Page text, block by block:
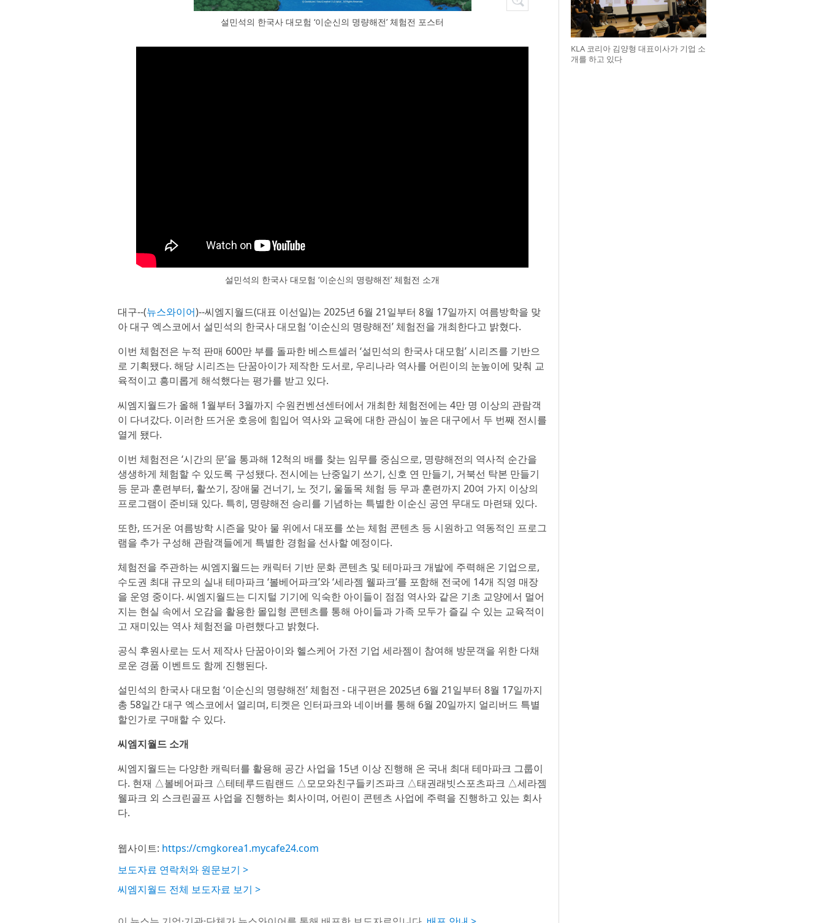
설민석의 한국사 대모험 ‘이순신의 명량해전’ 체험전 포스터
설민석의 한국사 대모험 ‘이순신의 명량해전’ 체험전 소개
대구--(뉴스와이어)--씨엠지월드(대표 이선일)는 2025년 6월 21일부터 8월 17일까지 여름방학을 맞
아 대구 엑스코에서 설민석의 한국사 대모험 ‘이순신의 명량해전’ 체험전을 개최한다고 밝혔다.
이번 체험전은 누적 판매 600만 부를 돌파한 베스트셀러 ‘설민석의 한국사 대모험’ 시리즈를 기반으
로 기획됐다. 해당 시리즈는 단꿈아이가 제작한 도서로, 우리나라 역사를 어린이의 눈높이에 맞춰 교
육적이고 흥미롭게 해석했다는 평가를 받고 있다.
씨엠지월드가 올해 1월부터 3월까지 수원컨벤션센터에서 개최한 체험전에는 4만 명 이상의 관람객
이 다녀갔다. 이러한 뜨거운 호응에 힘입어 역사와 교육에 대한 관심이 높은 대구에서 두 번째 전시를
열게 됐다.
이번 체험전은 ‘시간의 문’을 통과해 12척의 배를 찾는 임무를 중심으로, 명량해전의 역사적 순간을
생생하게 체험할 수 있도록 구성됐다. 전시에는 난중일기 쓰기, 신호 연 만들기, 거북선 탁본 만들기
등 문과 훈련부터, 활쏘기, 장애물 건너기, 노 젓기, 울돌목 체험 등 무과 훈련까지 20여 가지 이상의
프로그램이 준비돼 있다. 특히, 명량해전 승리를 기념하는 특별한 이순신 공연 무대도 마련돼 있다.
또한, 뜨거운 여름방학 시즌을 맞아 물 위에서 대포를 쏘는 체험 콘텐츠 등 시원하고 역동적인 프로그
램을 추가 구성해 관람객들에게 특별한 경험을 선사할 예정이다.
체험전을 주관하는 씨엠지월드는 캐릭터 기반 문화 콘텐츠 및 테마파크 개발에 주력해온 기업으로,
수도권 최대 규모의 실내 테마파크 ‘볼베어파크’와 ‘세라젬 웰파크’를 포함해 전국에 14개 직영 매장
을 운영 중이다. 씨엠지월드는 디지털 기기에 익숙한 아이들이 점점 역사와 같은 기초 교양에서 멀어
지는 현실 속에서 오감을 활용한 몰입형 콘텐츠를 통해 아이들과 가족 모두가 즐길 수 있는 교육적이
고 재미있는 역사 체험전을 마련했다고 밝혔다.
공식 후원사로는 도서 제작사 단꿈아이와 헬스케어 가전 기업 세라젬이 참여해 방문객을 위한 다채
로운 경품 이벤트도 함께 진행된다.
설민석의 한국사 대모험 ‘이순신의 명량해전’ 체험전 - 대구편은 2025년 6월 21일부터 8월 17일까지
총 58일간 대구 엑스코에서 열리며, 티켓은 인터파크와 네이버를 통해 6월 20일까지 얼리버드 특별
할인가로 구매할 수 있다.
씨엠지월드 소개
씨엠지월드는 다양한 캐릭터를 활용해 공간 사업을 15년 이상 진행해 온 국내 최대 테마파크 그룹이
다. 현재 △볼베어파크 △테테루드림랜드 △모모와친구들키즈파크 △태권래빗스포츠파크 △세라젬
웰파크 외 스크린골프 사업을 진행하는 회사이며, 어린이 콘텐츠 사업에 주력을 진행하고 있는 회사
다.
웹사이트: https://cmgkorea1.mycafe24.com
보도자료 연락처와 원문보기 >
씨엠지월드 전체 보도자료 보기 >
KLA 코리아 김양형 대표이사가 기업 소
개를 하고 있다